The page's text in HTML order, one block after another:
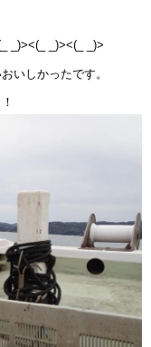
_)><(_ _)><(_ _)>
いしかったです。